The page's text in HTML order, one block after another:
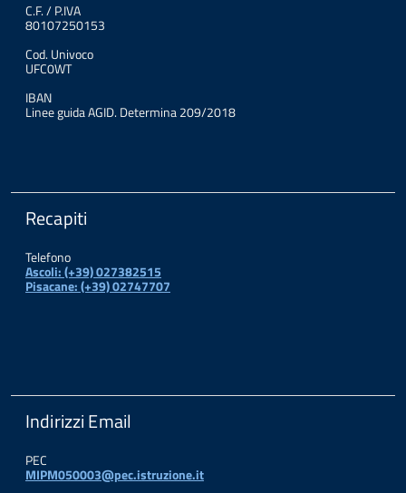
C.F. / P.IVA
80107250153
Cod. Univoco
UFC0WT
IBAN
Linee guida AGID. Determina 209/2018
Recapiti
Telefono
Ascoli: (+39) 027382515
Pisacane: (+39) 02747707
Indirizzi Email
PEC
MIPM050003@pec.istruzione.it